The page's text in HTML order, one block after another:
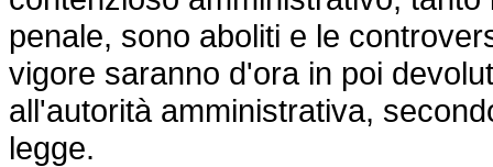
penale, sono aboliti e le
vigore saranno d'ora in poi
all'autorità amministrativa,
legge.